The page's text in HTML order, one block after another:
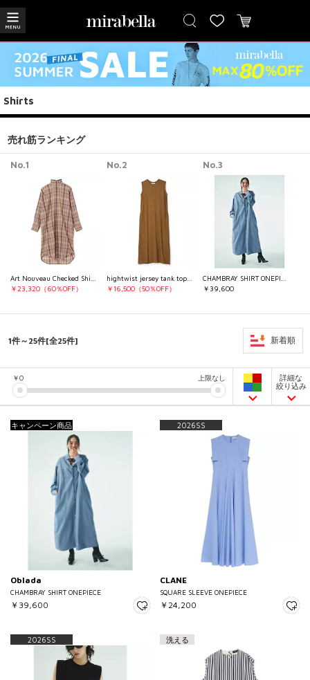
Shirts
売れ筋ランキング
No.1
￥23,320（60％OFF）
No.2
￥16,500（50％OFF）
No.3
￥39,600
1件～25件[全25件] 新着順
￥0 上限なし
詳細な
絞り込み
キャンペーン商品
Oblada
CHAMBRAY SHIRT ONEPIECE
￥39,600
2026SS
CLANE
SQUARE SLEEVE ONEPIECE
￥24,200
2026SS 洗える